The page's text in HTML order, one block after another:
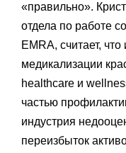
«правильно».
отдела по работе
EMRA, считает,
медикализации
healthcare и
частью
индустрия
переизбыток